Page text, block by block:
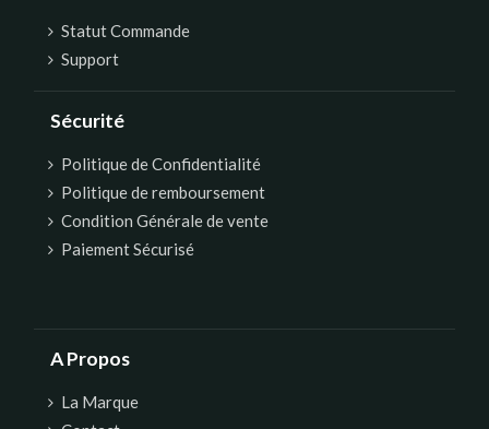
Statut Commande
Support
Sécurité
Politique de Confidentialité
Politique de remboursement
Condition Générale de vente
Paiement Sécurisé
A Propos
La Marque